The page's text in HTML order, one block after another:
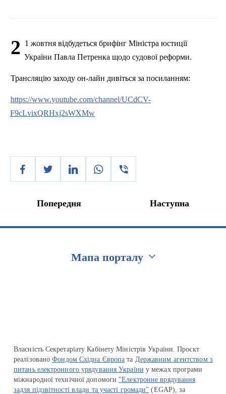
2 1 жовтня відбудеться брифінг Міністра юстиції
України Павла Петренка щодо судової реформи.
Трансляцію заходу он-лайн дивіться за посиланням:
https://www.youtube.com/channel/UCdCV-
F9cLvixQRHxj2sWXMw
Попередня Наступна
Мапа порталу
Власність Секретаріату Кабінету Міністрів України. Проєкт
реалізованоФондом Східна Європа та Державним агентством з
питань електронного урядування України у межах програми
міжнародної технічної допомоги "Електронне врядування
задля підзвітності влади та участі громади" (EGAP), за